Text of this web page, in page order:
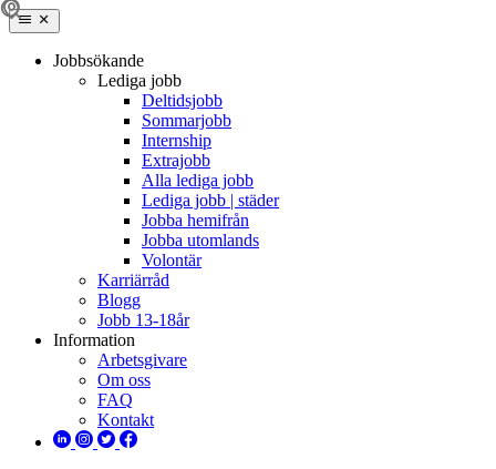
Jobbsökande
Lediga jobb
Deltidsjobb
Sommarjobb
Internship
Extrajobb
Alla lediga jobb
Lediga jobb | städer
Jobba hemifrån
Jobba utomlands
Volontär
Karriärråd
Blogg
Jobb 13-18år
Information
Arbetsgivare
Om oss
FAQ
Kontakt